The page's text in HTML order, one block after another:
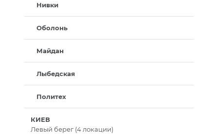
Нивки
Оболонь
Майдан
Лыбедская
Политех
КИЕВ
Левый берег (4 локации)